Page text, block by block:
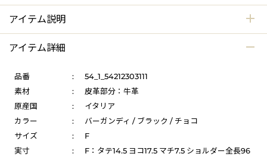
アイテム説明
アイテム詳細
品番 :
54_1_54212303111
素材
:
皮革部分：牛革
原産国
:
イタリア
カラー
:
バーガンディ / ブラック / チョコ
サイズ
:
F
実寸
:
F：タテ14.5 ヨコ17.5 マチ7.5 ショルダー全長96